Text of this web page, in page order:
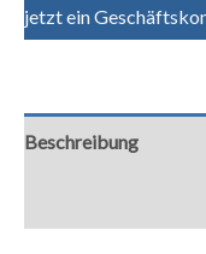
jetzt ein
Beschreibung